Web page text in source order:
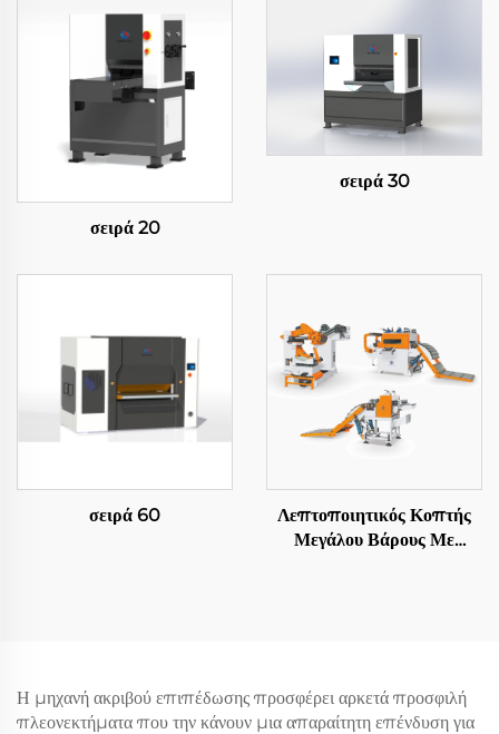
σειρά 20
σειρά 30
σειρά 60
Λεπτοποιητικός Κοπτής
Μεγάλου Βάρους Με
Η μηχανή ακριβού επιπέδωσης προσφέρει αρκετά προσφιλή
πλεονεκτήματα που την κάνουν μια απαραίτητη επένδυση για